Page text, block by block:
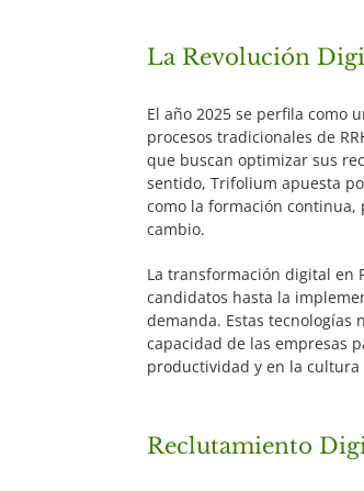
La Revolución
El año 2025 se perfila como
procesos tradicionales de
que buscan optimizar sus
sentido, Trifolium apuesta
como la formación
cambio.
La transformación digital en
candidatos hasta la
demanda. Estas tecnologías
capacidad de las empresas
productividad y en la cultura
Reclutamiento